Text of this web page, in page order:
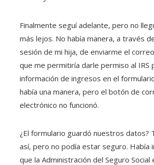
Finalmente seguí adelante, pero no
más lejos. No había manera, a través
sesión de mi hija, de enviarme el
que me permitiría darle permiso al IRS
información de ingresos en el
había una manera, pero el botón de
electrónico no funcionó.
¿El formulario guardó nuestros datos?
así, pero no podía estar seguro. Había
que la Administración del Seguro Social